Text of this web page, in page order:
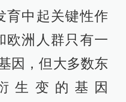
育中起关键性作
欧洲人群只有一
因，但大多数东
生变的基因